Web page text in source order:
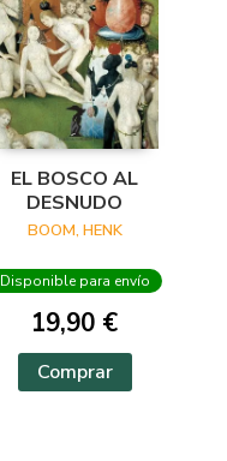
EL BOSCO AL
DESNUDO
BOOM, HENK
Disponible para envío
19,90 €
Comprar